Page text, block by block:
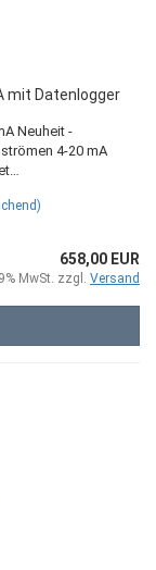
mit Datenlogger
Neuheit -
4-20 mA
658,00 EUR
MwSt. zzgl. Versand